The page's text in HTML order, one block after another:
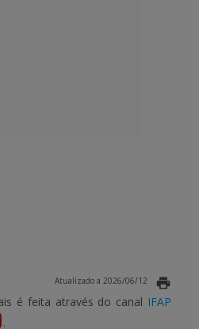
Atualizado a 2026/06/12
é feita através do canal IFAP
.